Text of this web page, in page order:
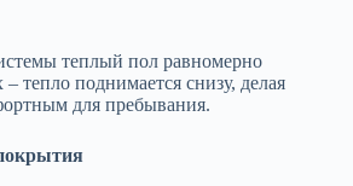
теплый пол равномерно
– тепло поднимается снизу, делая
для пребывания.